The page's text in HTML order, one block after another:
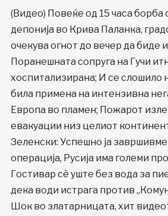
(Видео) Повеќе од 15 часа борба
депонија во Крива Паланка,
очекува огнот до вечер да биде
Поранешната сопруга на Гучи
хоспитализирана; И се слошило
била примена на интензивна
Европа во пламен; Пожарот
евакуации низ целиот
Зеленски: Успешно ја
операција, Русија има големи
Гостивар сè уште без вода за
дека води истрага против
Шок во златарницата, хит